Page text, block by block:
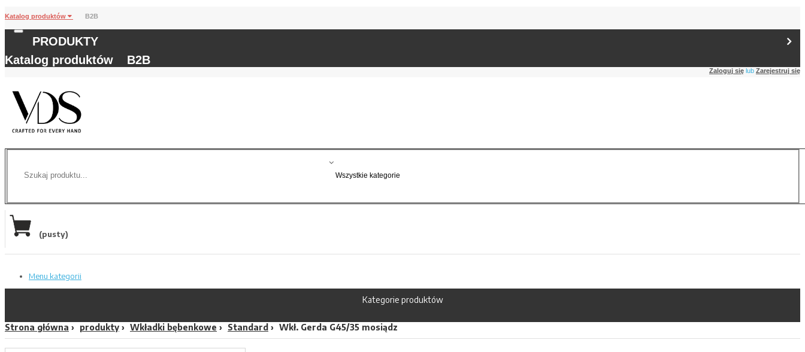
Katalog produktów B2B
PRODUKTY
Katalog produktów
B2B
Zaloguj się lub Zarejestruj się
(pusty)
Menu kategorii
Kategorie produktów
Strona główna produkty Wkładki bębenkowe Standard Wkł. Gerda G45/35 mosiądz